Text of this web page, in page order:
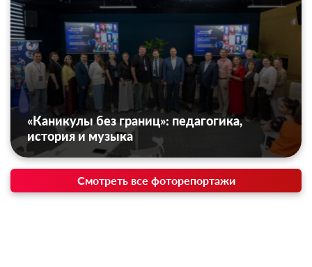
«Каникулы без границ»: педагогика,
история и музыка
Смотреть все фоторепортажи